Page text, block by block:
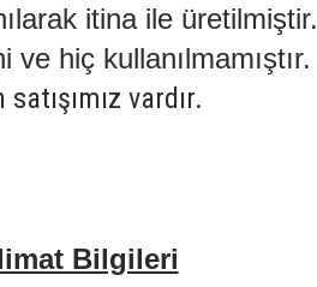
itina ile üretilmiştir.
ve hiç kullanılmamıştır.
vardır.
Bilgileri